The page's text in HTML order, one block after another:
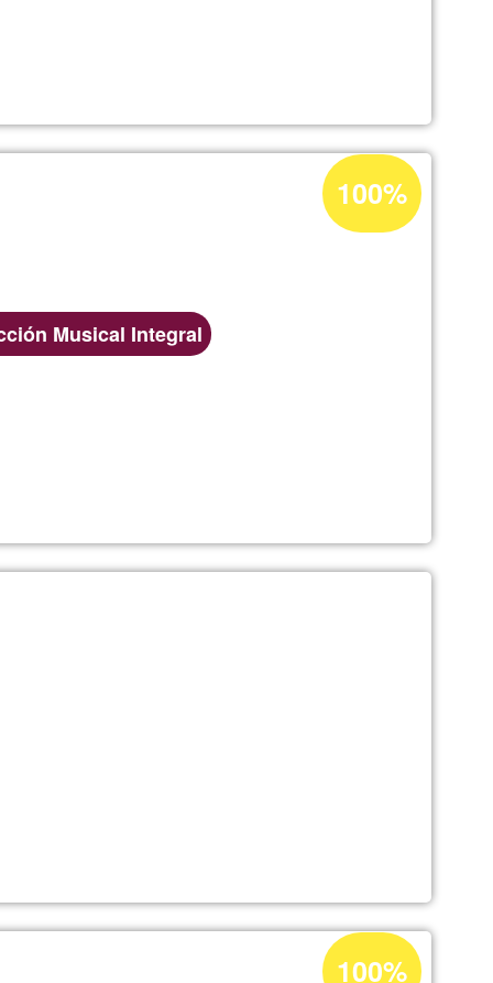
Musical Integral
Porcentaje
de100%
Porcentaje
100%